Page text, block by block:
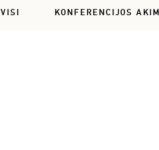
VISI KONFERENCIJOS